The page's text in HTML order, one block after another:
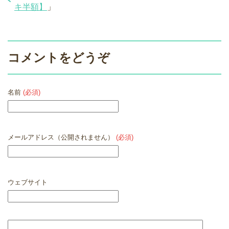
キ半額】 」
コメントをどうぞ
名前 (必須)
メールアドレス（公開されません） (必須)
ウェブサイト